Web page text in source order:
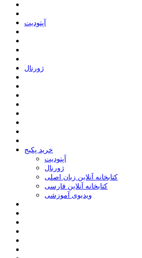
ﺁﭘﺘﻮﺩﯾﺖ
ﮊﻭﺭﻧﺎﻝ
خرید پکیج
ﺁﭘﺘﻮﺩﯾﺖ
ﮊﻭﺭﻧﺎﻝ
کتابخانه آنلاین زبان اصلی
کتابخانه آنلاین فارسی
ویدیوی آموزشی